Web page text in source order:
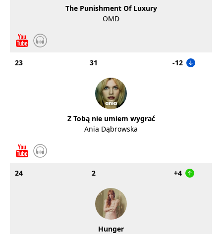
The Punishment Of Luxury
OMD
23 31 -12
Z Tobą nie umiem wygrać
Ania Dąbrowska
24 2 +4
Hunger